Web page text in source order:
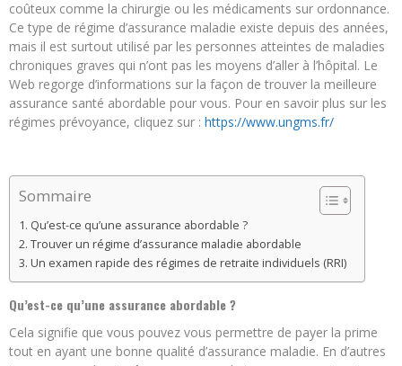
coûteux comme la chirurgie ou les médicaments sur ordonnance.
Ce type de régime d’assurance maladie existe depuis des années,
mais il est surtout utilisé par les personnes atteintes de maladies
chroniques graves qui n’ont pas les moyens d’aller à l’hôpital. Le
Web regorge d’informations sur la façon de trouver la meilleure
assurance santé abordable pour vous. Pour en savoir plus sur les
régimes prévoyance, cliquez sur : https://www.ungms.fr/
Sommaire
Qu’est-ce qu’une assurance abordable ?
Trouver un régime d’assurance maladie abordable
Un examen rapide des régimes de retraite individuels (RRI)
Qu’est-ce qu’une assurance abordable ?
Cela signifie que vous pouvez vous permettre de payer la prime
tout en ayant une bonne qualité d’assurance maladie. En d’autres